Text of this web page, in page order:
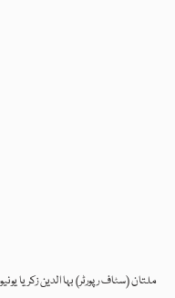
ملتان (سٹاف رپورٹر) بہا الدین زکریا